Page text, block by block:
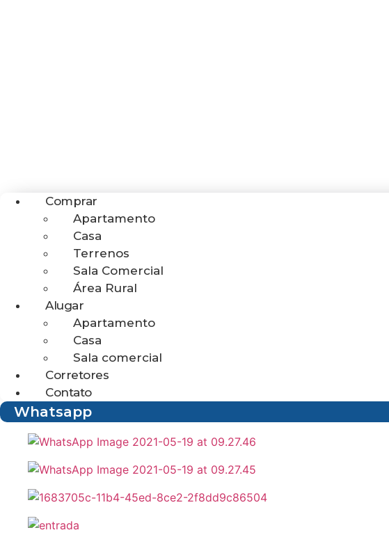
Comprar
Apartamento
Casa
Terrenos
Sala Comercial
Área Rural
Alugar
Apartamento
Casa
Sala comercial
Corretores
Contato
Whatsapp